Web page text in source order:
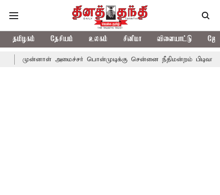
தமிழகம் தேசியம் உலகம் சினிமா விளையாட்டு
அமைச்சர் பொன்முடிக்கு சென்னை நீதிமன்றம் பிடிவாராண்ட்